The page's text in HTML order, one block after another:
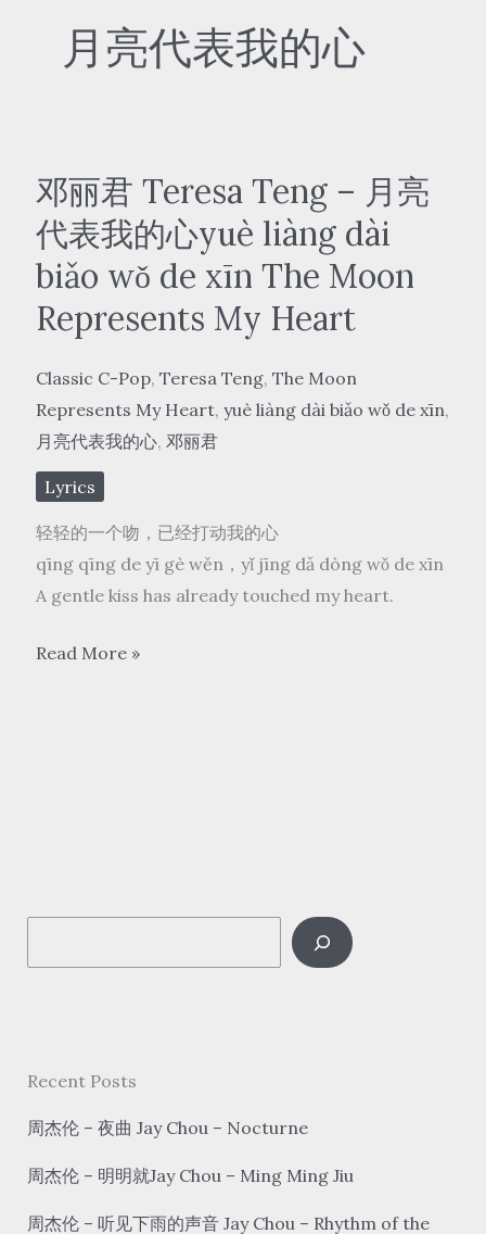
月亮代表我的心
邓丽君 Teresa Teng – 月亮
代表我的心yuè liàng dài
biǎo wǒ de xīn The Moon
Represents My Heart
Classic C-Pop, Teresa Teng, The Moon
Represents My Heart, yuè liàng dài biǎo wǒ de xīn,
月亮代表我的心, 邓丽君
Lyrics
轻轻的一个吻，已经打动我的心
qīng qīng de yī gè wěn，yǐ jīng dǎ dòng wǒ de xīn
A gentle kiss has already touched my heart.
邓
我
liàng
dài
wǒ
de
Read More »
e
c
Recent Posts
周杰伦 – 夜曲 Jay Chou – Nocturne
周杰伦 – 明明就Jay Chou – Ming Ming Jiu
周杰伦 – 听见下雨的声音 Jay Chou – Rhythm of the